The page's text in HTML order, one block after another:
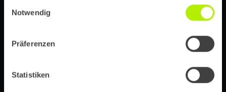
Notwendig
Präferenzen
Statistiken
Konzeption, Design und Realisierung von